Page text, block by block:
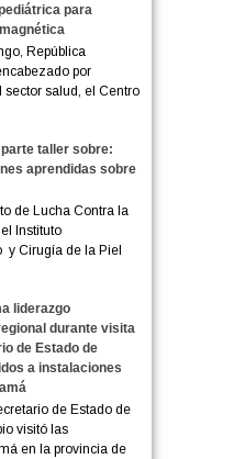
para
República
por
salud, el Centro
taller sobre:
aprendidas sobre
de Lucha Contra la
Instituto
y Cirugía de la Piel
liderazgo
durante visita
de Estado de
a instalaciones
de Estado de
visitó las
en la provincia de